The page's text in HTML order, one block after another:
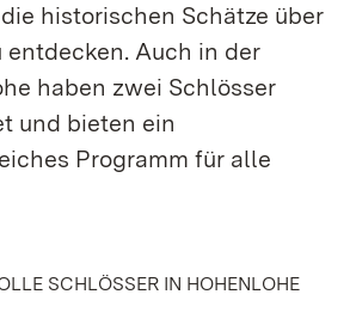
historischen Schätze über
entdecken. Auch in der
haben zwei Schlösser
und bieten ein
Programm für alle
SCHLÖSSER IN HOHENLOHE